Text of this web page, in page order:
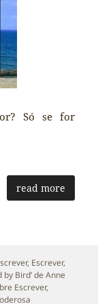
Só se for
read more
, Escrever,
by Bird’ de Anne
Escrever,